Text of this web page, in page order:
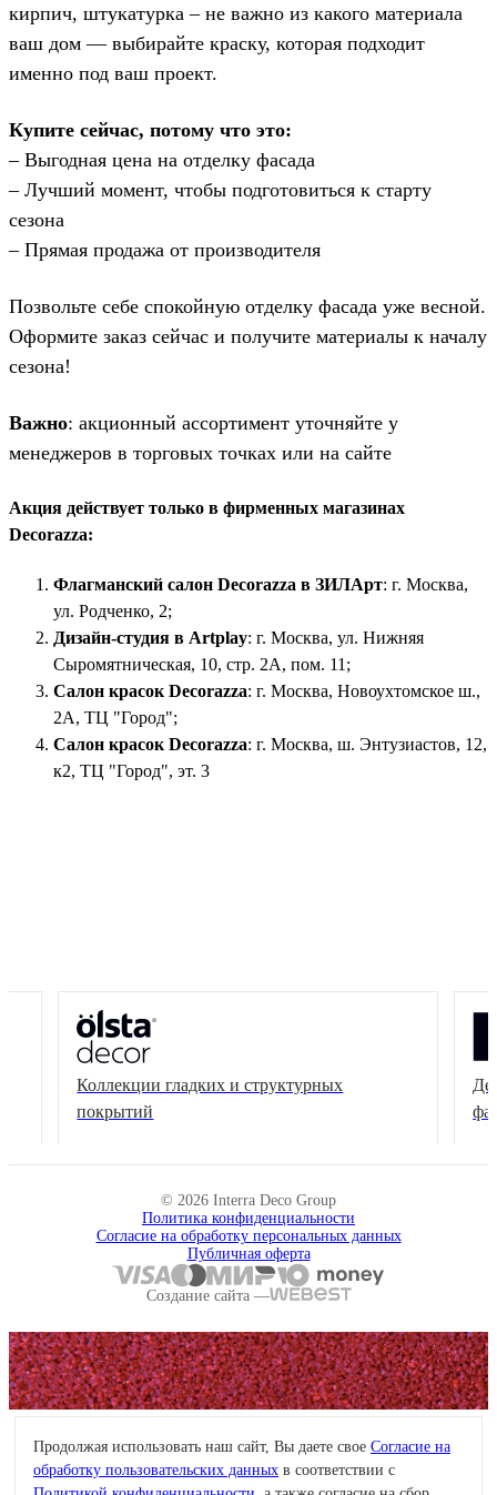
кирпич, штукатурка – не важно из какого материала
ваш дом — выбирайте краску, которая подходит
именно под ваш проект.
Купите сейчас, потому что это:
– Выгодная цена на отделку фасада
– Лучший момент, чтобы подготовиться к старту
сезона
– Прямая продажа от производителя
Позвольте себе спокойную отделку фасада уже весной.
Оформите заказ сейчас и получите материалы к началу
сезона!
Важно: акционный ассортимент уточняйте у
менеджеров в торговых точках или на сайте
Акция действует только в фирменных магазинах
Decorazza:
Флагманский салон Decorazza в ЗИЛАрт: г. Москва,
ул. Родченко, 2;
Дизайн-студия в Artplay: г. Москва, ул. Нижняя
Сыромятническая, 10, стр. 2А, пом. 11;
Салон красок Decorazza: г. Москва, Новоухтомское ш.,
2А, ТЦ "Город";
Салон красок Decorazza: г. Москва, ш. Энтузиастов, 12,
к2, ТЦ "Город", эт. 3
Коллекции гладких и структурных
покрытий
© 2026 Interra Deco Group
Политика конфиденциальности
Согласие на обработку персональных данных
Публичная оферта
Создание сайта —
Продолжая использовать наш сайт, Вы даете свое Согласие на
обработку пользовательских данных в соответствии с